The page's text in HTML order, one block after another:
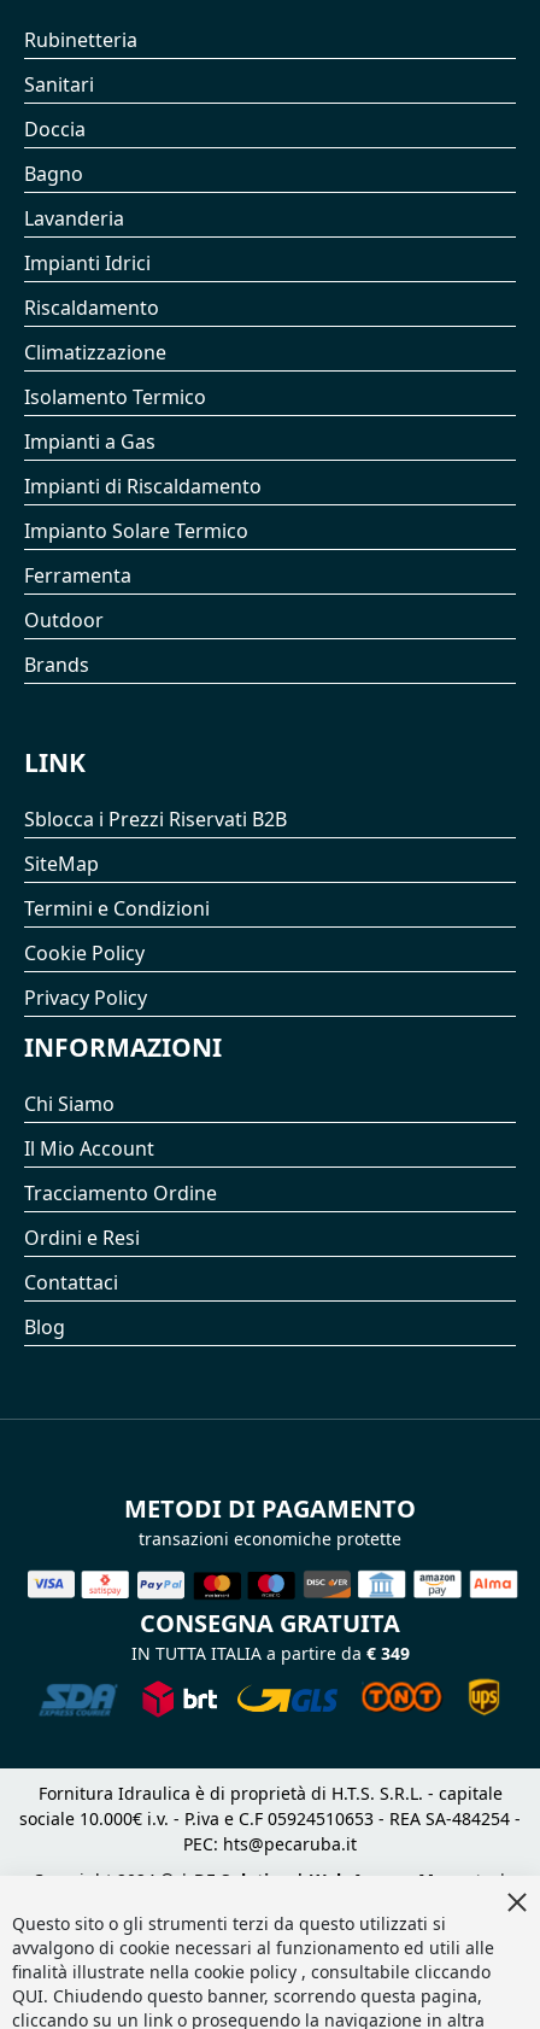
Rubinetteria
Sanitari
Doccia
Bagno
Lavanderia
Impianti Idrici
Riscaldamento
Climatizzazione
Isolamento Termico
Impianti a Gas
Impianti di Riscaldamento
Impianto Solare Termico
Ferramenta
Outdoor
Brands
LINK
Sblocca i Prezzi Riservati B2B
SiteMap
Termini e Condizioni
Cookie Policy
Privacy Policy
INFORMAZIONI
Chi Siamo
Il Mio Account
Tracciamento Ordine
Ordini e Resi
Contattaci
Blog
METODI DI PAGAMENTO
transazioni economiche protette
CONSEGNA GRATUITA
IN TUTTA ITALIA a partire da € 349
Fornitura Idraulica è di proprietà di H.T.S. S.R.L. - capitale
sociale 10.000€ i.v. - P.iva e C.F 05924510653 - REA SA-484254 -
PEC: hts@pecaruba.it
Copyright 2024 © | DF Solution | Web Agency Magento
|
Questo sito o gli strumenti terzi da questo utilizzati si
avvalgono di cookie necessari al funzionamento ed utili alle
finalità illustrate nella cookie policy , consultabile cliccando
QUI. Chiudendo questo banner, scorrendo questa pagina,
cliccando su un link o proseguendo la navigazione in altra